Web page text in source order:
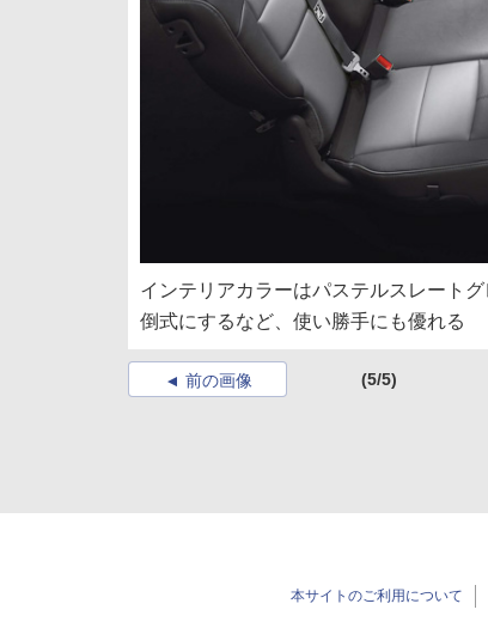
インテリアカラーはパステルスレート
倒式にするなど、使い勝手にも優れる
前の画像 (5/5)
本サイトのご利用について